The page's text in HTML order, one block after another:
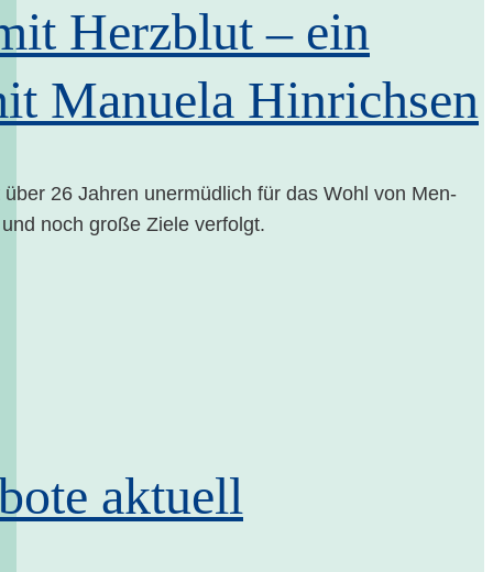
Herz­blut – ein
Manue­la Hinrichsen
26 Jah­ren uner­müd­lich für das Wohl von Men­
noch gro­ße Zie­le verfolgt.
aktuell